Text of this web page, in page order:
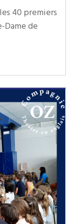
40 premiers
Dame de